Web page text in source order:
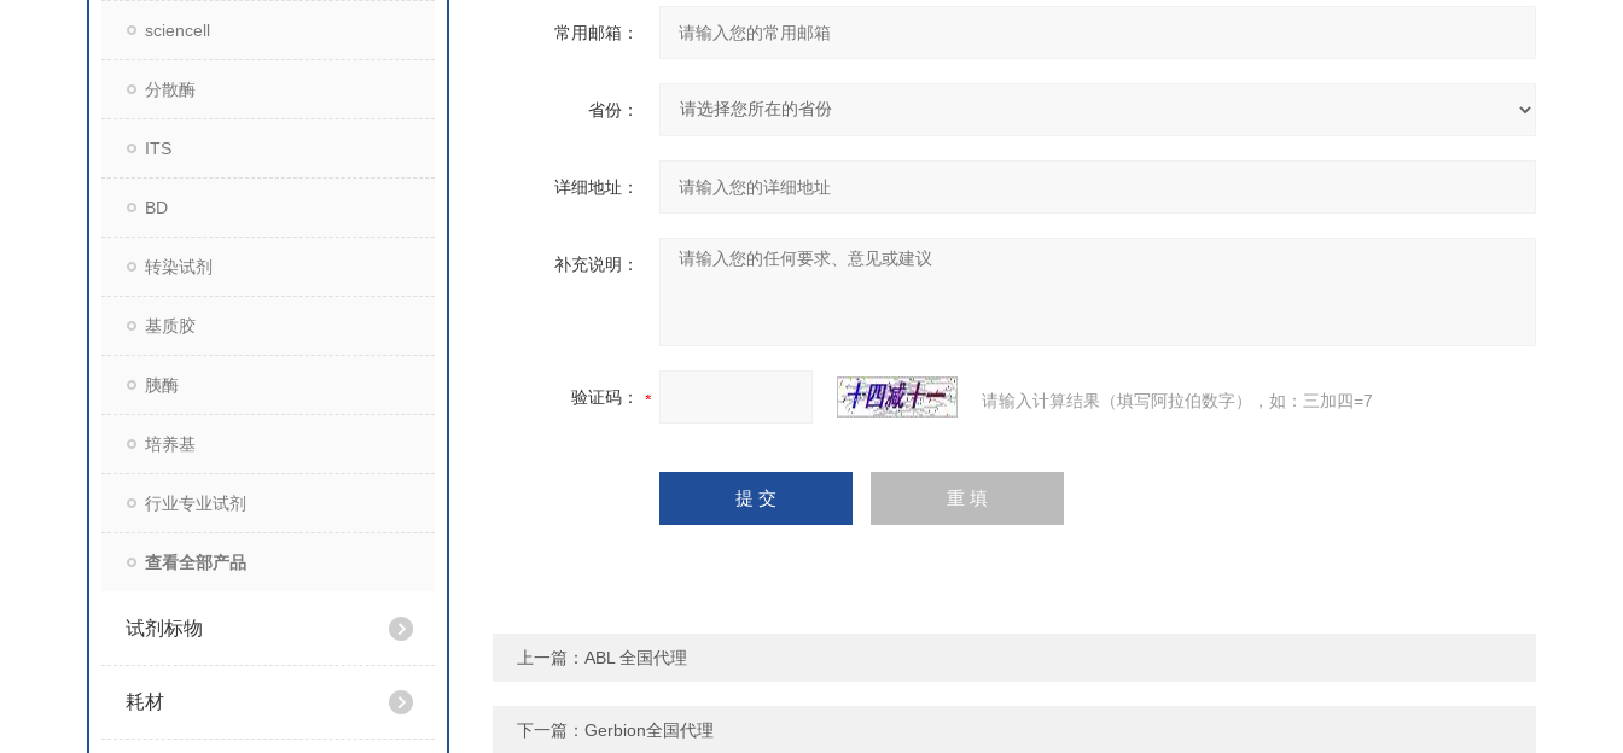
sciencell
分散酶
ITS
BD
转染试剂
基质胶
胰酶
培养基
行业专业试剂
查看全部产品
试剂标物
耗材
常用邮箱：
省份：
详细地址：
补充说明：
验证码： 请输入计算结果（填写阿拉伯数字），如：三加四=7
上一篇： ABL 全国代理
下一篇： Gerbion全国代理